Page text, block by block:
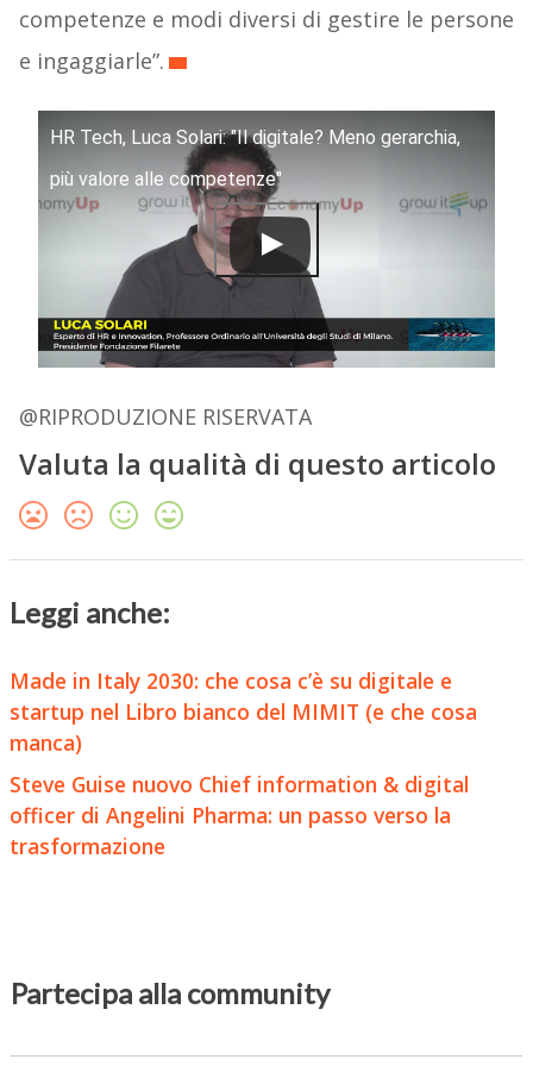
competenze e modi diversi di gestire le persone
e ingaggiarle”.
HR Tech, Luca Solari: "Il digitale? Meno gerarchia,
più valore alle competenze"
@RIPRODUZIONE RISERVATA
Valuta la qualità di questo articolo
Leggi anche:
Made in Italy 2030: che cosa c’è su digitale e
startup nel Libro bianco del MIMIT (e che cosa
manca)
Steve Guise nuovo Chief information & digital
officer di Angelini Pharma: un passo verso la
trasformazione
Partecipa alla community